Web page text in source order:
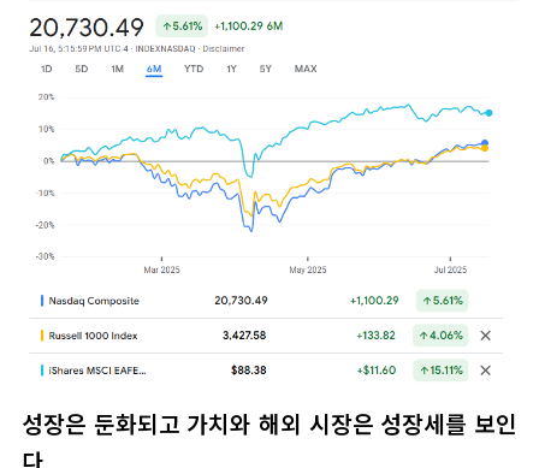
성장은 둔화되고 가치와 해외 시장은 성장세를 보인
다